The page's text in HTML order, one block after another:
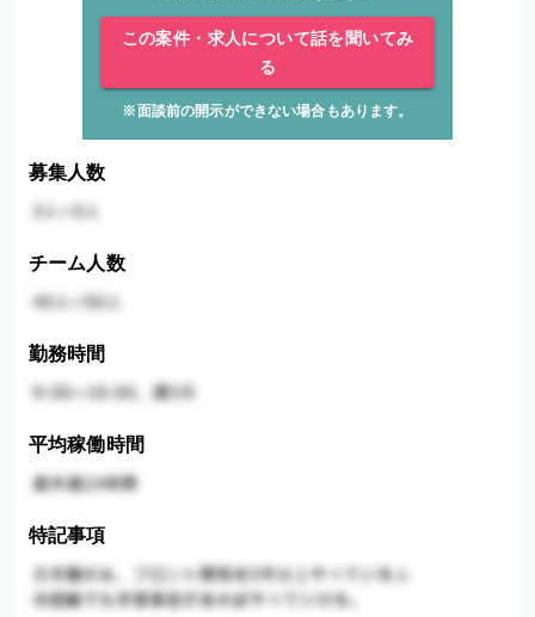
この案件・求人について話を聞いてみ
る
※面談前の開示ができない場合もあります。
募集人数
チーム人数
勤務時間
平均稼働時間
特記事項